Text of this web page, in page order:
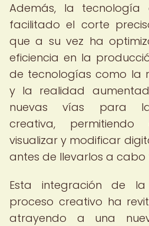
Además, la
facilitado el corte
que a su vez ha
eficiencia en la
de tecnologías como la
y la realidad
nuevas vías para la
creativa,
visualizar y modificar
antes de llevarlos a cabo
Esta integración de
proceso creativo ha
atrayendo a una